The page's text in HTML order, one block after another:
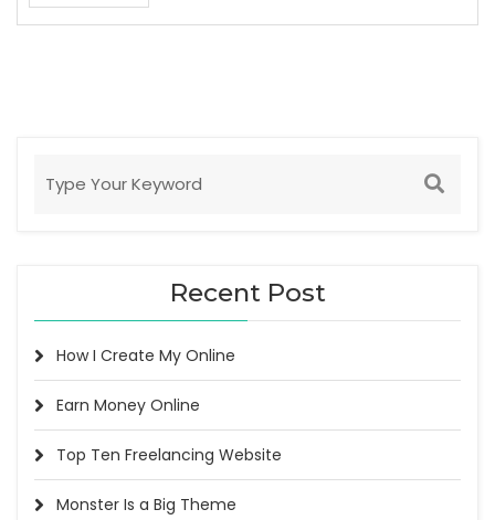
Recent Post
How I Create My Online
Earn Money Online
Top Ten Freelancing Website
Monster Is a Big Theme